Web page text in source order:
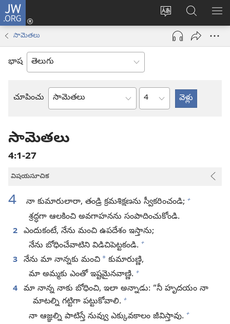
JW.ORG
సైట్
భాష
మార్చండి
లాగిన్
(కొత్త
ఓపెన్‌
JW.ORGలో
వెదకండి
సామెతలు
భాష
చూపించు
బైబిలు
అధ్యాయం
సామెతలు
4:1-27
విషయసూచిక
4 నా కుమారులారా, తండ్రి క్రమశిక్షణను స్వీకరించండి; +
శ్రద్ధగా ఆలకించి అవగాహనను సంపాదించుకోండి.
2 ఎందుకంటే, నేను మంచి ఉపదేశం ఇస్తాను;
నేను బోధించేవాటిని విడిచిపెట్టకండి. +
3 నేను మా నాన్నకు మంచి * కుమారుణ్ణి,
మా అమ్మకు ఎంతో ఇష్టమైనవాణ్ణి. +
4 మా నాన్న నాకు బోధించి, ఇలా అన్నాడు: “నీ హృదయం నా
మాటల్ని గట్టిగా పట్టుకోవాలి. +
నా ఆజ్ఞల్ని పాటిస్తే నువ్వు ఎక్కువకాలం జీవిస్తావు. +